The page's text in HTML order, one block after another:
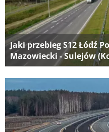
Jaki przebieg S12 Łódź
Mazowiecki - Sulejów